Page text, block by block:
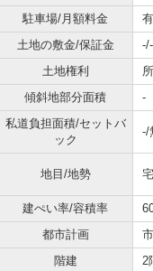
駐車場/月額料金
土地の敷金/保証金
-/-
土地権利
傾斜地部分面積
-
私道負担面積/セットバ
ック
-/
地目/地勢
建ぺい率/容積率
都市計画
階建
2